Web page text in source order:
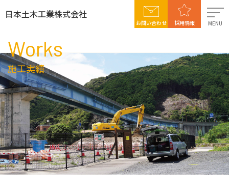
日本土木工業株式会社
日本土木工業について
事業案内
施工実績
社会貢献活動
採用情報
お問い合わせ 採用情報 MENU
Works
施工実績